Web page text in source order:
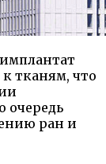
тканям, что
очередь
ран и